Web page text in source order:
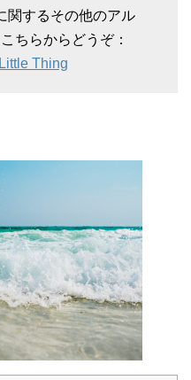
関するその他のアル
ちらからどうぞ：
Thing